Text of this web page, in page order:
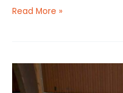
Read More »
Arme
und